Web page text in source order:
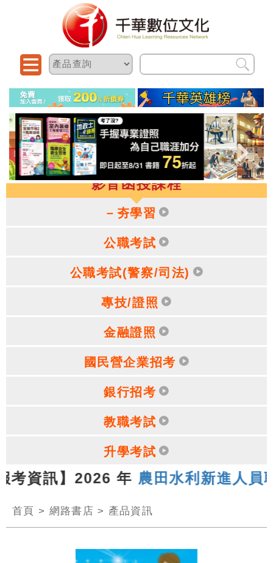
影音函授課程
－夯學習
公職考試
公職考試(警察/司法)
專技/證照
金融證照
國民營企業招考
銀行招考
教職考試
升學考試
訊】2026 年農田水利新進人員
首頁 > 網路書店 > 產品資訊